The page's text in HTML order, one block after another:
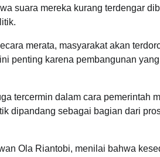
suara mereka kurang terdengar
merata, masyarakat akan
penting karena pembangunan
tercermin dalam cara pemerintah
dipandang sebagai bagian dari
Ola Riantobi, menilai bahwa